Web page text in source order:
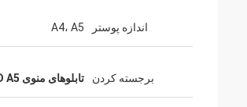
اندازه پوستر A4، A5
برجسته کردن تابلوهای منوی LED A5